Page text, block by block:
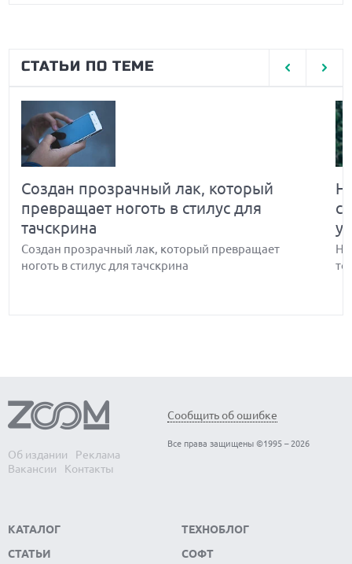
СТАТЬИ ПО ТЕМЕ
Создан прозрачный лак, который
превращает ноготь в стилус для
тачскрина
Создан прозрачный лак, который превращает
ноготь в стилус для тачскрина
Ученые предупреждают — Wi-Fi легко
превратится в невидимую систему
массового наблюдения даже при
отсутствии гаджетов
при отсутствии гаджетов
Об издании
Реклама
Вакансии
Контакты
Сообщить об ошибке
Все права защищены ©1995 – 2026
КАТАЛОГ
СТАТЬИ
ТЕХНОБЛОГ
СОФТ